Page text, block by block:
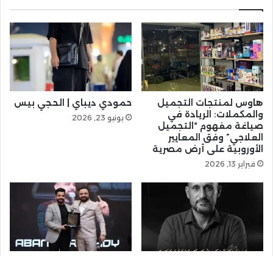
هاوس لمنتجات التجميل
والمكملات: الريادة في
صياغة مفهوم “التجميل
العلاجي” وفق المعايير
الأوروبية على أرض مصرية
فبراير 13, 2026
حمودي ديباي | الحجي بيس
يونيو 23, 2026